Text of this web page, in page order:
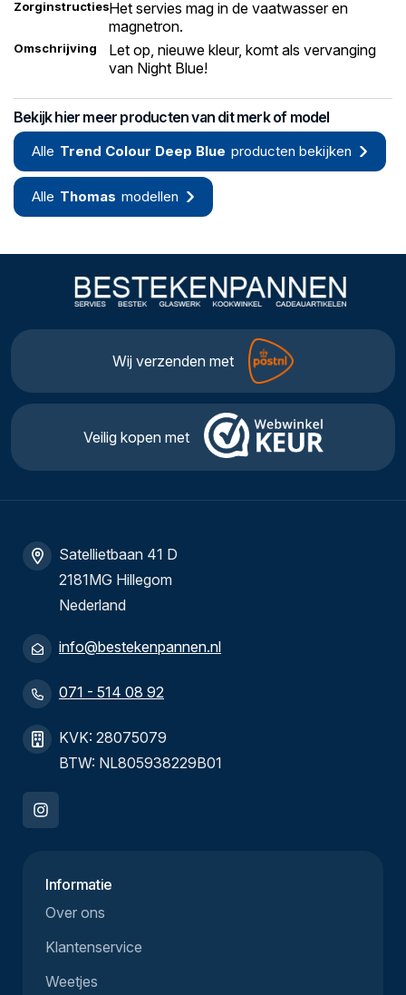
ZorginstructiesHet servies mag in de vaatwasser en
magnetron.
Omschrijving
Let op, nieuwe kleur, komt als vervanging
van Night Blue!
Bekijk hier meer producten van dit merk of model
Alle Trend Colour Deep Blue producten bekijken
Alle Thomas modellen
Wij verzenden met
Veilig kopen met
Satellietbaan 41 D
2181MG Hillegom
Nederland
info@bestekenpannen.nl
071 - 514 08 92
KVK: 28075079
BTW: NL805938229B01
Informatie
Over ons
Klantenservice
Weetjes